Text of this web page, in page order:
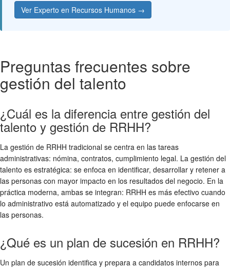
Ver Experto en Recursos Humanos →
Preguntas frecuentes sobre
gestión del talento
¿Cuál es la diferencia entre gestión del
talento y gestión de RRHH?
La gestión de RRHH tradicional se centra en las tareas
administrativas: nómina, contratos, cumplimiento legal. La gestión del
talento es estratégica: se enfoca en identificar, desarrollar y retener a
las personas con mayor impacto en los resultados del negocio. En la
práctica moderna, ambas se integran: RRHH es más efectivo cuando
lo administrativo está automatizado y el equipo puede enfocarse en
las personas.
¿Qué es un plan de sucesión en RRHH?
Un plan de sucesión identifica y prepara a candidatos internos para